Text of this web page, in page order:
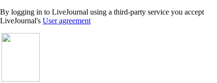
By logging in to LiveJournal using a third-party service you accept
LiveJournal's User agreement